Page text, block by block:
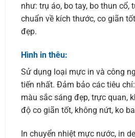
như: trụ áo, bo tay, bo thun cổ,
chuẩn về kích thước, co giãn
đẹp.
Hình in thêu:
Sử dụng loại mực in và công
tiến nhất. Đảm bảo các tiêu
màu sắc sáng đẹp, trực quan,
độ co giãn tốt, không nứt, ko
In chuyển nhiệt mực nước, in